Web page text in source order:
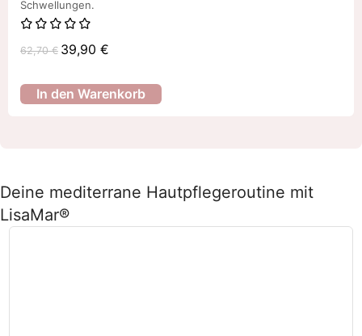
Schwellungen.
62,70€ 39,90 €
In den Warenkorb
Deine mediterrane Hautpflegeroutine mit
LisaMar®